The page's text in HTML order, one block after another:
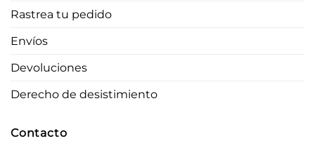
Rastrea tu pedido
Envíos
Devoluciones
Derecho de desistimiento
Contacto